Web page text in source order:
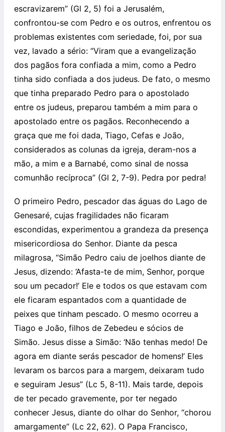
escravizarem” (Gl 2, 5) foi a Jerusalém,
confrontou-se com Pedro e os outros, enfrentou os
problemas existentes com seriedade, foi, por sua
vez, lavado a sério: “Viram que a evangelização
dos pagãos fora confiada a mim, como a Pedro
tinha sido confiada a dos judeus. De fato, o mesmo
que tinha preparado Pedro para o apostolado
entre os judeus, preparou também a mim para o
apostolado entre os pagãos. Reconhecendo a
graça que me foi dada, Tiago, Cefas e João,
considerados as colunas da igreja, deram-nos a
mão, a mim e a Barnabé, como sinal de nossa
comunhão recíproca” (Gl 2, 7-9). Pedra por pedra!
O primeiro Pedro, pescador das águas do Lago de
Genesaré, cujas fragilidades não ficaram
escondidas, experimentou a grandeza da presença
misericordiosa do Senhor. Diante da pesca
milagrosa, “Simão Pedro caiu de joelhos diante de
Jesus, dizendo: ‘Afasta-te de mim, Senhor, porque
sou um pecador!’ Ele e todos os que estavam com
ele ficaram espantados com a quantidade de
peixes que tinham pescado. O mesmo ocorreu a
Tiago e João, filhos de Zebedeu e sócios de
Simão. Jesus disse a Simão: ‘Não tenhas medo! De
agora em diante serás pescador de homens!’ Eles
levaram os barcos para a margem, deixaram tudo
e seguiram Jesus” (Lc 5, 8-11). Mais tarde, depois
de ter pecado gravemente, por ter negado
conhecer Jesus, diante do olhar do Senhor, “chorou
amargamente” (Lc 22, 62). O Papa Francisco,